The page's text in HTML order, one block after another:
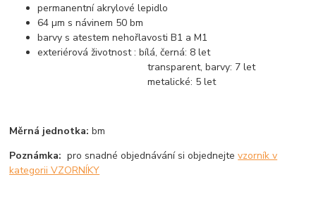
permanentní akrylové lepidlo
64 µm s návinem 50 bm
barvy s atestem nehořlavosti B1 a M1
exteriérová životnost : bílá, černá: 8 let
transparent, barvy: 7 let
metalické: 5 let
Měrná jednotka: bm
Poznámka: pro snadné objednávání si objednejtevzorník v
kategorii VZORNÍKY